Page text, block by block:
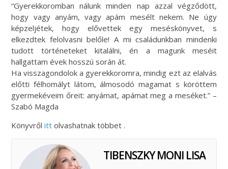
“Gyerekkoromban nálunk minden nap azzal végződött,
hogy vagy anyám, vagy apám mesélt nekem. Ne úgy
képzeljétek, hogy elővettek egy meséskönyvet, s
elkezdtek felolvasni belőle! A mi családunkban mindenki
tudott történeteket kitalálni, én a magunk meséit
hallgattam évek hosszú során át.
Ha visszagondolok a gyerekkoromra, mindig ezt az elalvás
előtti félhomályt látom, álmosodó magamat s köröttem
gyermekéveim őreit: anyámat, apámat meg a meséket.” –
Szabó Magda
Könyvrőlitt olvashatnak többet .
TIBENSZKY MONI LISA